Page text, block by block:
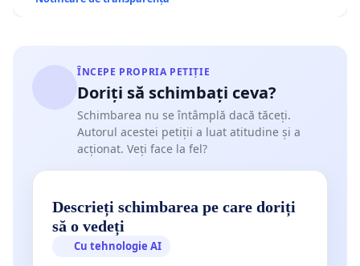
ÎNCEPE PROPRIA PETIȚIE
Doriți să schimbați ceva?
Schimbarea nu se întâmplă dacă tăceți.
Autorul acestei petiții a luat atitudine și a
acționat. Veți face la fel?
Descrieți schimbarea pe care doriți
să o vedeți
Cu tehnologie AI